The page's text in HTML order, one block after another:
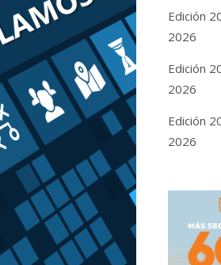
Edición
2026
Edición
2026
Edición
2026